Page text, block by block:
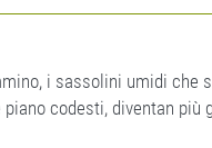
i sassolini umidi che
codesti, diventan più